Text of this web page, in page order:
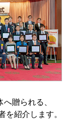
贈られる、
紹介します。